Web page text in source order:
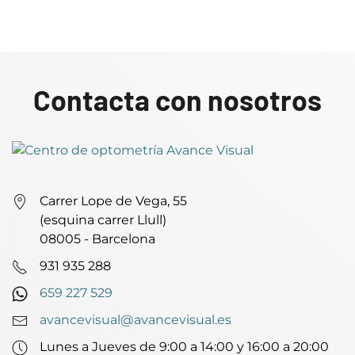
Contacta con nosotros
Carrer Lope de Vega, 55
(esquina carrer Llull)
08005 - Barcelona
931 935 288
659 227 529
avancevisual@avancevisual.es
Lunes a Jueves de 9:00 a 14:00 y 16:00 a 20:00